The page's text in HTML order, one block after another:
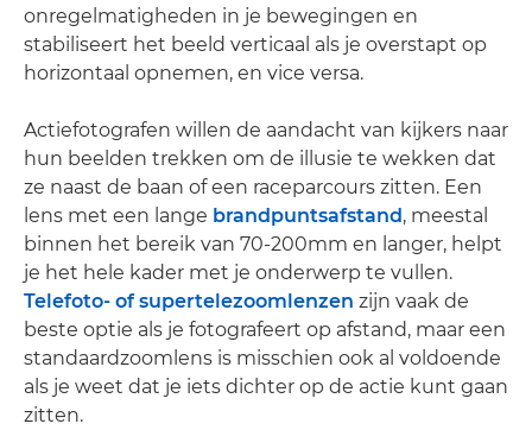
onregelmatigheden in je bewegingen en
stabiliseert het beeld verticaal als je overstapt op
horizontaal opnemen, en vice versa.
Actiefotografen willen de aandacht van kijkers naar
hun beelden trekken om de illusie te wekken dat
ze naast de baan of een raceparcours zitten. Een
lens met een lange brandpuntsafstand, meestal
binnen het bereik van 70-200mm en langer, helpt
je het hele kader met je onderwerp te vullen.
Telefoto- of supertelezoomlenzen zijn vaak de
beste optie als je fotografeert op afstand, maar een
standaardzoomlens is misschien ook al voldoende
als je weet dat je iets dichter op de actie kunt gaan
zitten.